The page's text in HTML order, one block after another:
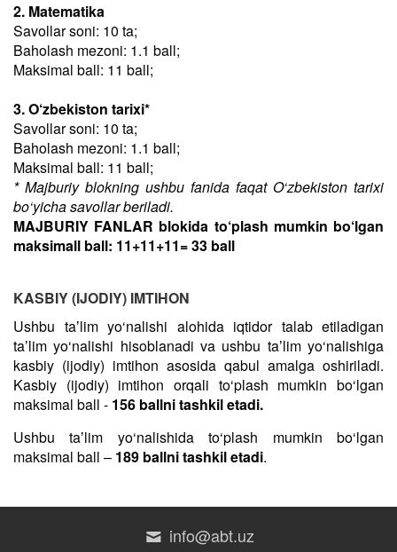
2. Matematika
Savollar soni: 10 ta;
Baholash mezoni: 1.1 ball;
Maksimal ball: 11 ball;
3. O‘zbekiston tarixi*
Savollar soni: 10 ta;
Baholash mezoni: 1.1 ball;
Maksimal ball: 11 ball;
* Majburiy blokning ushbu fanida faqat O‘zbekiston tarixi
bo‘yicha savollar beriladi.
MAJBURIY FANLAR blokida to‘plash mumkin bo‘lgan
maksimall ball: 11+11+11= 33 ball
KASBIY (IJODIY) IMTIHON
Ushbu taʼlim yo‘nalishi alohida iqtidor talab etiladigan
taʼlim yo‘nalishi hisoblanadi va ushbu taʼlim yo‘nalishiga
kasbiy (ijodiy) imtihon asosida qabul amalga oshiriladi.
Kasbiy (ijodiy) imtihon orqali to‘plash mumkin bo‘lgan
maksimal ball - 156 ballni tashkil etadi.
Ushbu taʼlim yo‘nalishida to‘plash mumkin bo‘lgan
maksimal ball – 189 ballni tashkil etadi.
info@abt.uz